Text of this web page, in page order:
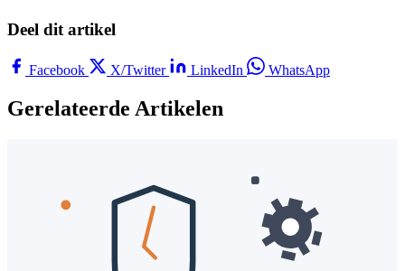
Deel dit artikel
Facebook X/Twitter LinkedIn WhatsApp
Gerelateerde Artikelen